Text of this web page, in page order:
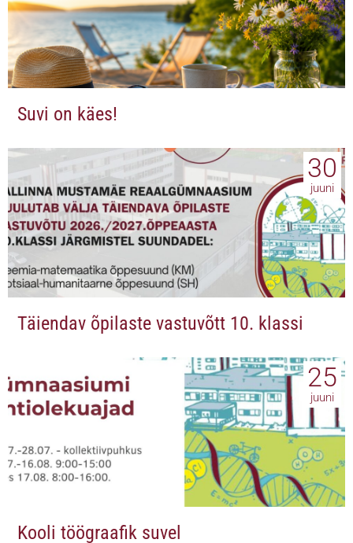
Suvi on käes!
30
juuni
Täiendav õpilaste vastuvõtt 10. klassi
25
juuni
Kooli töögraafik suvel